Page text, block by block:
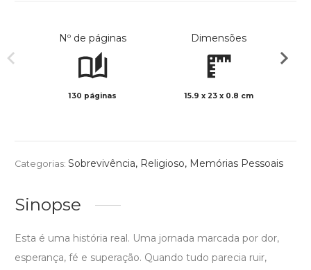
Nº de páginas
130 páginas
Dimensões
15.9 x 23 x 0.8 cm
Categorias: Sobrevivência, Religioso, Memórias Pessoais
Sinopse
Esta é uma história real. Uma jornada marcada por dor,
esperança, fé e superação. Quando tudo parecia ruir,